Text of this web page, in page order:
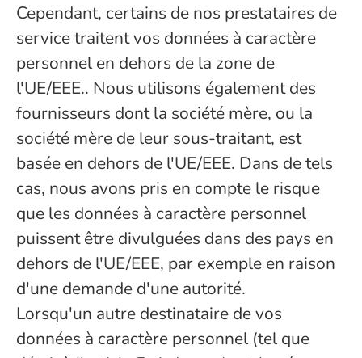
Cependant, certains de nos prestataires de
service traitent vos données à caractère
personnel en dehors de la zone de
l'UE/EEE.. Nous utilisons également des
fournisseurs dont la société mère, ou la
société mère de leur sous-traitant, est
basée en dehors de l'UE/EEE. Dans de tels
cas, nous avons pris en compte le risque
que les données à caractère personnel
puissent être divulguées dans des pays en
dehors de l'UE/EEE, par exemple en raison
d'une demande d'une autorité.
Lorsqu'un autre destinataire de vos
données à caractère personnel (tel que